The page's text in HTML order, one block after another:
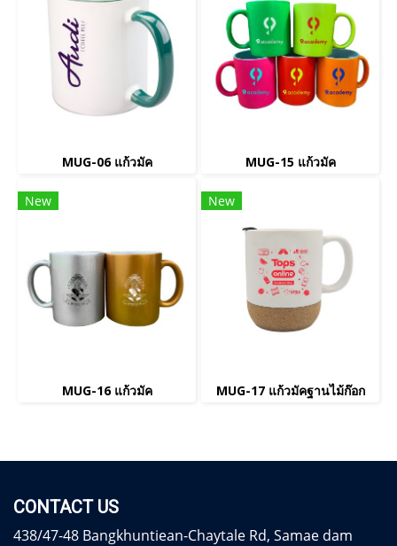
MUG-06 แก้วมัค MUG-15 แก้วมัค
New
MUG-16 แก้วมัค
New
MUG-17 แก้วมัคฐานไม้ก๊อก
CONTACT US
438/47-48 Bangkhuntiean-Chaytale Rd, Samae dam